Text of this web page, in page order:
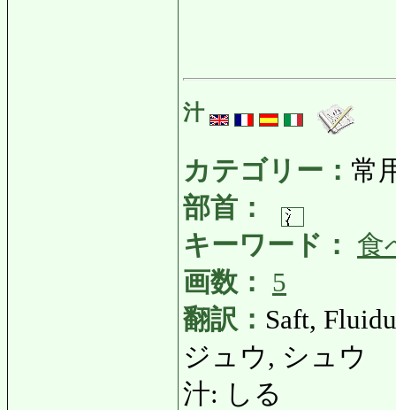
汁
カテゴリー： 常
部首：
キーワード：
食
画数：
5
翻訳： Saft,
ジュウ, シュウ
汁: しる